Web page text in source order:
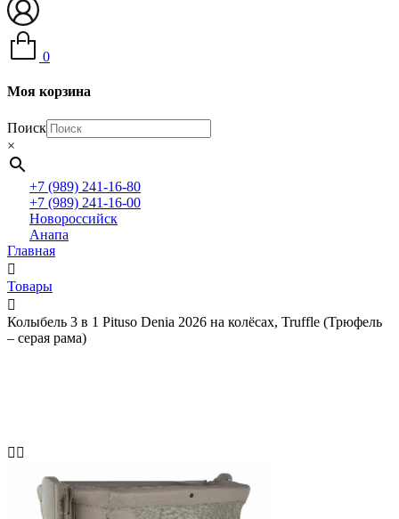
0
Моя корзина
Поиск
×
+7 (989) 241-16-80
+7 (989) 241-16-00
Новороссийск
Анапа
Главная
Товары
Колыбель 3 в 1 Pituso Denia 2026 на колёсах, Truffle (Трюфель
– серая рама)